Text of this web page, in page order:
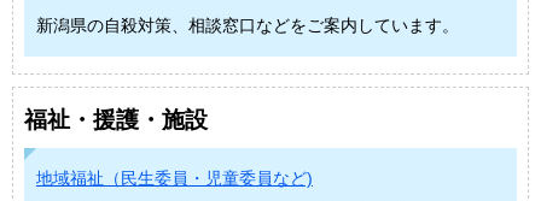
新潟県の自殺対策、相談窓口などをご案内しています。
福祉・援護・施設
地域福祉（民生委員・児童委員など)